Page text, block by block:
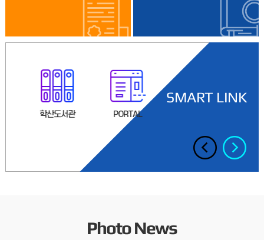
2026. 05. 26.(화) ~ 05. 26.(금)까지 ○ 제출대상 : 2026-1학기
연구계획서 제출자 ○
[4차수, 수료생] 2026-1학기 학위청구논문 제출신청서 및 심사 일정 안내
2026-1학기 공학대학원 학위청구논문 제출신청서 접수 및
심사일정을 안내하오니기한 내 신청하여 주시기 바랍니다.붙임 1.
학위청구논문 제출신청서식 1부. 2. 학위청구논문
2026.04.21
1. 제출일 : 2026. 5. 8.(금) 까지2. 해당차수: 1차수 ~ 4차수까지3.
제출방법: 해당 전공사무실4. 제출서류: - 장학금 신청서 1부
(장학금 종류 공란)
따라후기 신입생 모집은 없음을 알려드립니다.저희 공학대학원에
SMART LINK
PORTAL 취업경력개발원
Photo News